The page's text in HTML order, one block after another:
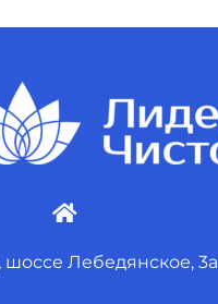
шоссе Лебедянское, 3а